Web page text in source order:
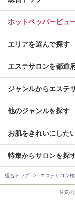
佐賀
ホットペッパービュ
エリアを選んで探す
エステサロンを都道
ジャンルからエステ
他のジャンルを探す
お肌をきれいにした
特集からサロンを探
総合トップ エステサロン